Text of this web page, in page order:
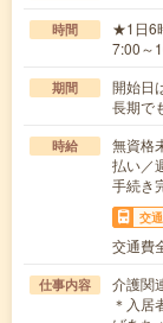
時間
★1日6
7:00～
期間
開始日
長期で
時給
無資格
払い／
手続き
交
交通費
仕事内容
介護関
＊入居